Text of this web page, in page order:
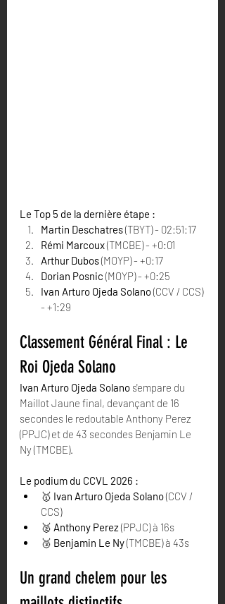
Le Top 5 de la dernière étape :
Martin Deschatres (TBYT) - 02:51:17
Rémi Marcoux (TMCBE) - +0:01
Arthur Dubos (MOYP) - +0:17
Dorian Posnic (MOYP) - +0:25
Ivan Arturo Ojeda Solano (CCV / CCS)
- +1:29
Classement Général Final : Le
Roi Ojeda Solano
Ivan Arturo Ojeda Solano s'empare du
Maillot Jaune final, devançant de 16
secondes le redoutable Anthony Perez
(PPJC) et de 43 secondes Benjamin Le
Ny (TMCBE).
Le podium du CCVL 2026 :
🥇 Ivan Arturo Ojeda Solano (CCV /
CCS)
🥈 Anthony Perez (PPJC) à 16s
🥉 Benjamin Le Ny (TMCBE) à 43s
Un grand chelem pour les